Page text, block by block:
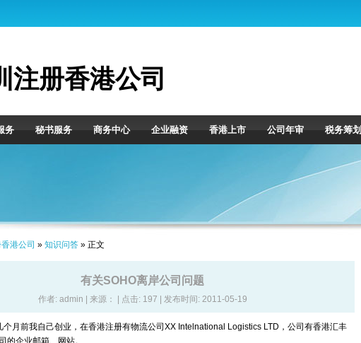
注册香港公司
务 秘书服务 商务中心 企业融资 香港上市 公司年审 税务筹划
港公司 » 知识问答» 正文
有关SOHO离岸公司问题
作者: admin | 来源： | 点击: 197 | 发布时间: 2011-05-19
个月前我自己创业，在香港注册有物流公司XX Intelnational Logistics LTD，公司有香港汇丰
的企业邮箱、网站。